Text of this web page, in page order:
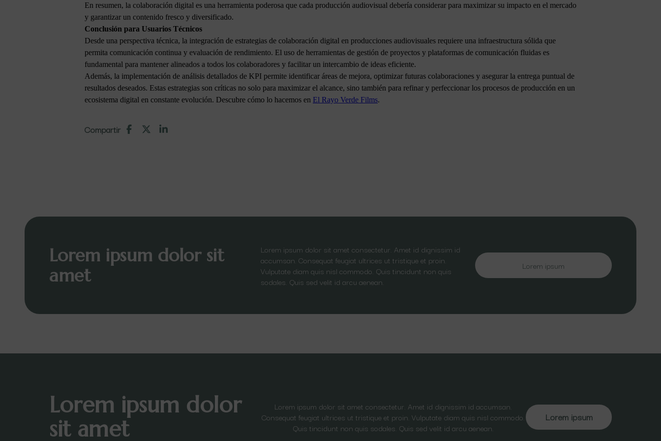
En resumen, la colaboración digital es una herramienta poderosa que cada producción audiovisual debería considerar para maximizar su impacto en el mercado
y garantizar un contenido fresco y diversificado.
Conclusión para Usuarios Técnicos
Desde una perspectiva técnica, la integración de estrategias de colaboración digital en producciones audiovisuales requiere una infraestructura sólida que
permita comunicación continua y evaluación de rendimiento. El uso de herramientas de gestión de proyectos y plataformas de comunicación fluidas es
fundamental para mantener alineados a todos los colaboradores y facilitar un intercambio de ideas eficiente.
Además, la implementación de análisis detallados de KPI permite identificar áreas de mejora, optimizar futuras colaboraciones y asegurar la entrega puntual de
resultados deseados. Estas estrategias son críticas no solo para maximizar el alcance, sino también para refinar y perfeccionar los procesos de producción en un
ecosistema digital en constante evolución. Descubre cómo lo hacemos en El Rayo Verde Films.
Compartir
Lorem ipsum dolor sit
amet
Lorem ipsum dolor sit amet consectetur. Amet id dignissim id
accumsan. Consequat feugiat ultrices ut tristique et proin.
Vulputate diam quis nisl commodo. Quis tincidunt non quis
sodales. Quis sed velit id arcu aenean.
Lorem ipsum
Lorem ipsum dolor
sit amet
Lorem ipsum dolor sit amet consectetur. Amet id dignissim id accumsan.
Consequat feugiat ultrices ut tristique et proin. Vulputate diam quis nisl commodo.
Quis tincidunt non quis sodales. Quis sed velit id arcu aenean.
Lorem ipsum